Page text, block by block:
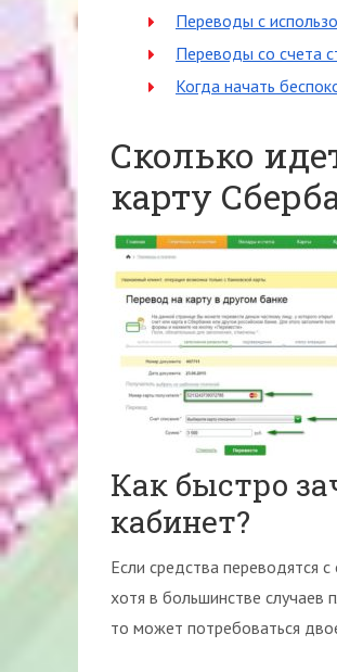
Переводы с
Переводы со счета
Когда начать
Сколько
карту
Как быстро
кабинет?
Если средства переводятся
хотя в большинстве случаев
то может потребоваться